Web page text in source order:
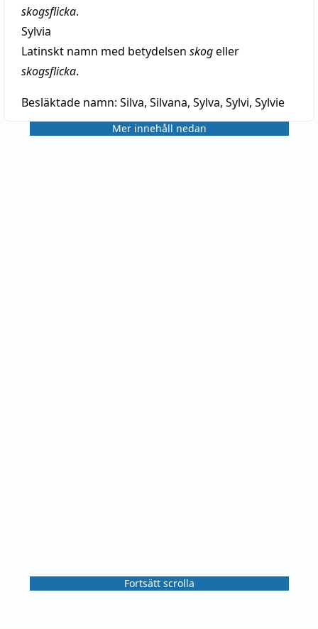
skogsflicka.
Sylvia
Latinskt namn med betydelsen skogeller
skogsflicka.
Besläktade namn: Silva, Silvana, Sylva, Sylvi, Sylvie
Mer innehåll nedan
Fortsätt scrolla